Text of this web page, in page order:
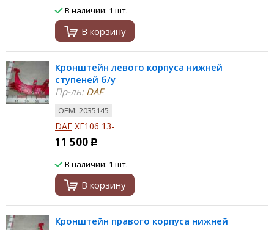
В наличии: 1 шт.
В корзину
Кронштейн левого корпуса нижней
ступеней б/у
Пр-ль:DAF
ОЕМ: 2035145
DAF XF106 13-
11 500 Р
В наличии: 1 шт.
В корзину
Кронштейн правого корпуса нижней